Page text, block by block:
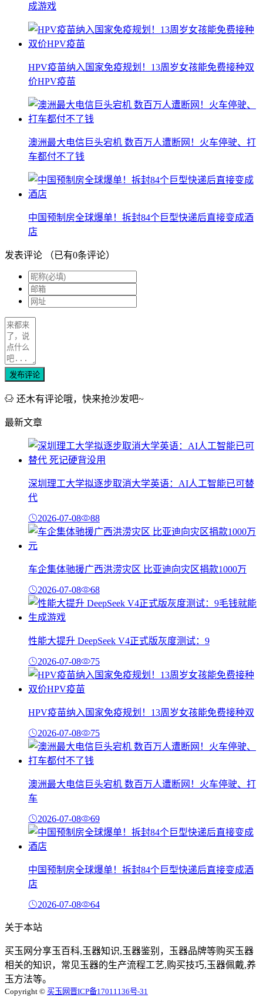
成游戏
HPV疫苗纳入国家免疫规划！13周岁女孩能免费接种双
价HPV疫苗
澳洲最大电信巨头宕机 数百万人遭断网！火车停驶、打
车都付不了钱
中国预制房全球爆单！拆封84个巨型快递后直接变成酒
店
发表评论 （已有0条评论）
发布评论
还木有评论哦，快来抢沙发吧~
最新文章
深圳理工大学拟逐步取消大学英语：AI人工智能已可替
代
2026-07-08 88
车企集体驰援广西洪涝灾区 比亚迪向灾区捐款1000万
2026-07-08 68
性能大提升 DeepSeek V4正式版灰度测试：9
2026-07-08 75
HPV疫苗纳入国家免疫规划！13周岁女孩能免费接种双
2026-07-08 75
澳洲最大电信巨头宕机 数百万人遭断网！火车停驶、打
车
2026-07-08 69
中国预制房全球爆单！拆封84个巨型快递后直接变成酒
店
2026-07-08 64
关于本站
买玉网分享玉百科,玉器知识,玉器鉴别，玉器品牌等购买玉器
相关的知识，常见玉器的生产流程工艺,购买技巧,玉器佩戴,养
玉方法等。
Copyright © 买玉网晋ICP备17011136号-31